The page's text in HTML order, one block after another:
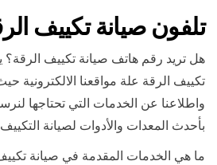
تلفون صيانة تكييف
هل تريد رقم هاتف صيانة تكييف الرقة؟
تكييف الرقة علة مواقعنا الالكترونية
واطلاعنا عن الخدمات التي تحتاجها
بأحدث المعدات والأدوات لصيانة
ما هي الخدمات المقدمة في صيانة تكييف